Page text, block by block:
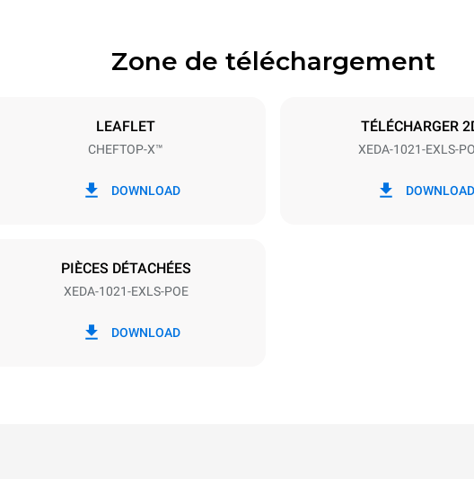
Taille de la plaque
380-415V 3N~ / 220-240V 3~
141,2 kWh/jour
Zone de téléchargement
LEAFLET
CHEFTOP-X™
DOWNLOAD
TÉLÉCHARGER
XEDA-1021-EXLS-
DOWNLOAD
PIÈCES DÉTACHÉES
XEDA-1021-EXLS-POE
DOWNLOAD